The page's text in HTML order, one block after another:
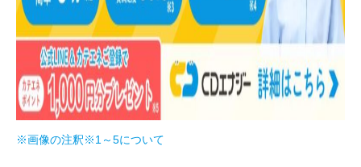
※画像の注釈※1～5について